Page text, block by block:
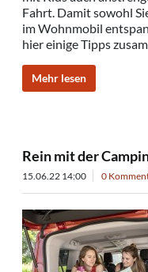
Fahrt. Damit sowohl
im Wohnmobil
hier einige Tipps
Mehr lesen
Rein mit der
15.06.22 14:00 0